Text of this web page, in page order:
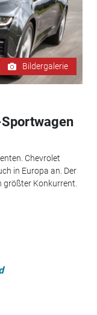
Bildergalerie
Chevrolet
in Europa an. Der
Konkurrent.